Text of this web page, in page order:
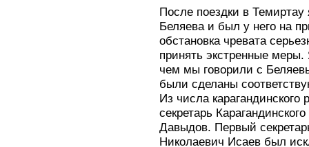
После поездки в
Беляева и был у него на
обстановка чревата
принять экстренные
чем мы говорили с
были сделаны
Из числа карагандинского
секретарь
Давыдов. Первый
Николаевич Исаев был